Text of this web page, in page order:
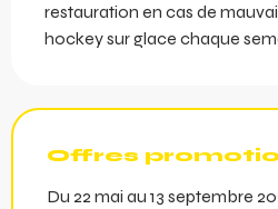
restauration en cas de
hockey sur glace chaque
Offres
Du 22 mai au 13 septembre